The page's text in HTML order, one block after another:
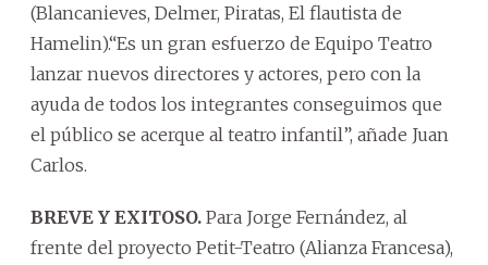
(Blancanieves, Delmer, Piratas, El flautista de
Hamelin).“Es un gran esfuerzo de Equipo Teatro
lanzar nuevos directores y actores, pero con la
ayuda de todos los integrantes conseguimos que
el público se acerque al teatro infantil”, añade Juan
Carlos.
BREVE Y EXITOSO. Para Jorge Fernández, al
frente del proyecto Petit-Teatro (Alianza Francesa),